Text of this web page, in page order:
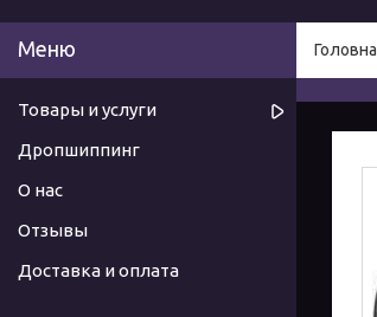
Головна
Товары и услуги
Дропшиппинг
О нас
Отзывы
Доставка и оплата